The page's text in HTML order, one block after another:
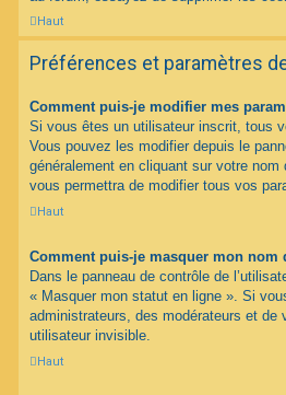
Haut
Préférences et paramètres
Comment puis-je modifier mes
Si vous êtes un utilisateur inscrit, tous
Vous pouvez les modifier depuis le
généralement en cliquant sur votre
vous permettra de modifier tous vos
Haut
Comment puis-je masquer mon
Dans le panneau de contrôle de
« Masquer mon statut en ligne ». Si
administrateurs, des modérateurs et
utilisateur invisible.
Haut